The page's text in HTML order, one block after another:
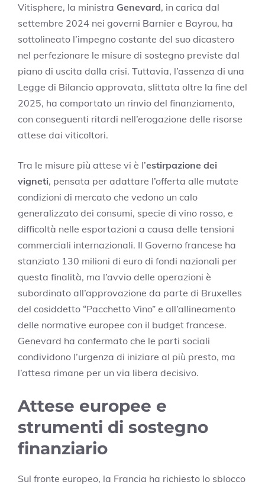
Vitisphere, la ministra Genevard, in carica dal
settembre 2024 nei governi Barnier e Bayrou, ha
sottolineato l’impegno costante del suo dicastero
nel perfezionare le misure di sostegno previste dal
piano di uscita dalla crisi. Tuttavia, l’assenza di una
Legge di Bilancio approvata, slittata oltre la fine del
2025, ha comportato un rinvio del finanziamento,
con conseguenti ritardi nell’erogazione delle risorse
attese dai viticoltori.
Tra le misure più attese vi è l’estirpazione dei
vigneti, pensata per adattare l’offerta alle mutate
condizioni di mercato che vedono un calo
generalizzato dei consumi, specie di vino rosso, e
difficoltà nelle esportazioni a causa delle tensioni
commerciali internazionali. Il Governo francese ha
stanziato 130 milioni di euro di fondi nazionali per
questa finalità, ma l’avvio delle operazioni è
subordinato all’approvazione da parte di Bruxelles
del cosiddetto “Pacchetto Vino” e all’allineamento
delle normative europee con il budget francese.
Genevard ha confermato che le parti sociali
condividono l’urgenza di iniziare al più presto, ma
l’attesa rimane per un via libera decisivo.
Attese europee e
strumenti di sostegno
finanziario
Sul fronte europeo, la Francia ha richiesto lo sblocco